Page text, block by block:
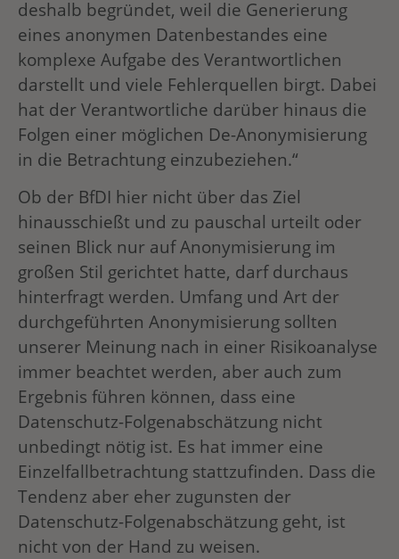
deshalb begründet, weil die Generierung
eines anonymen Datenbestandes eine
komplexe Aufgabe des Verantwortlichen
darstellt und viele Fehlerquellen birgt. Dabei
hat der Verantwortliche darüber hinaus die
Folgen einer möglichen De-Anonymisierung
in die Betrachtung einzubeziehen.“
Ob der BfDI hier nicht über das Ziel
hinausschießt und zu pauschal urteilt oder
seinen Blick nur auf Anonymisierung im
großen Stil gerichtet hatte, darf durchaus
hinterfragt werden. Umfang und Art der
durchgeführten Anonymisierung sollten
unserer Meinung nach in einer Risikoanalyse
immer beachtet werden, aber auch zum
Ergebnis führen können, dass eine
Datenschutz-Folgenabschätzung nicht
unbedingt nötig ist. Es hat immer eine
Einzelfallbetrachtung stattzufinden. Dass die
Tendenz aber eher zugunsten der
Datenschutz-Folgenabschätzung geht, ist
nicht von der Hand zu weisen.